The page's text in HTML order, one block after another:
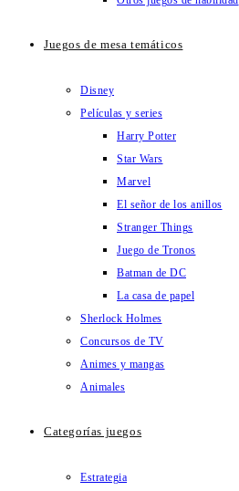
Juegos de mesa temáticos
Disney
Películas y series
Harry Potter
Star Wars
Marvel
El señor de los anillos
Stranger Things
Juego de Tronos
Batman de DC
La casa de papel
Sherlock Holmes
Concursos de TV
Animes y mangas
Animales
Categorías juegos
Estrategia